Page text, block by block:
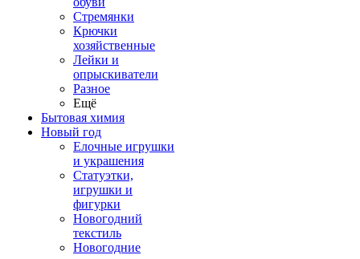
Стремянки
Крючки
хозяйственные
Лейки и
опрыскиватели
Разное
Ещё
Бытовая химия
Новый год
Елочные игрушки
и украшения
Статуэтки,
игрушки и
фигурки
Новогодний
текстиль
Новогодние